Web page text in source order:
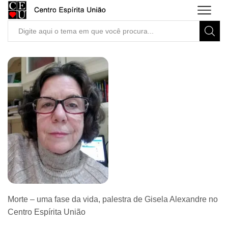
Search
Morte – uma fase da vida, palestra de Gisela Alexandre no
Centro Espírita União